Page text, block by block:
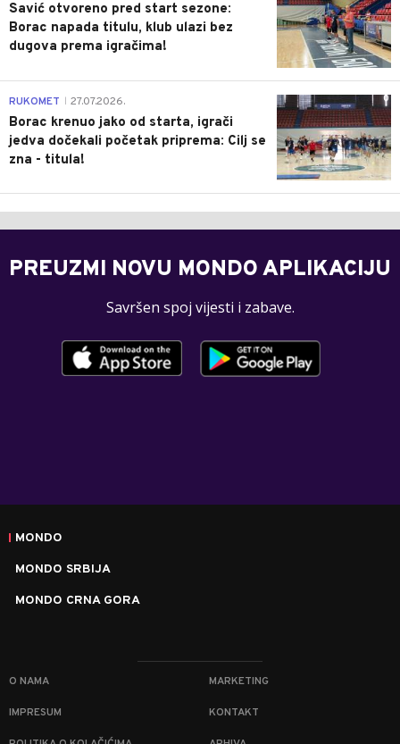
Savić otvoreno pred start sezone:
Borac napada titulu, klub ulazi bez
dugova prema igračima!
0
RUKOMET 27.07.2026.
Borac krenuo jako od starta, igrači
jedva dočekali početak priprema: Cilj se
zna - titula!
PREUZMI NOVU MONDO APLIKACIJU
Savršen spoj vijesti i zabave.
MONDO
MONDO SRBIJA
MONDO CRNA GORA
O NAMA MARKETING
IMPRESUM KONTAKT